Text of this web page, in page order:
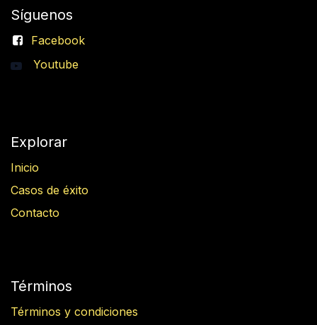
Síguenos
Facebook
Youtube
Explorar
Inicio
Casos de éxito
Contacto
Términos
Términos y condiciones